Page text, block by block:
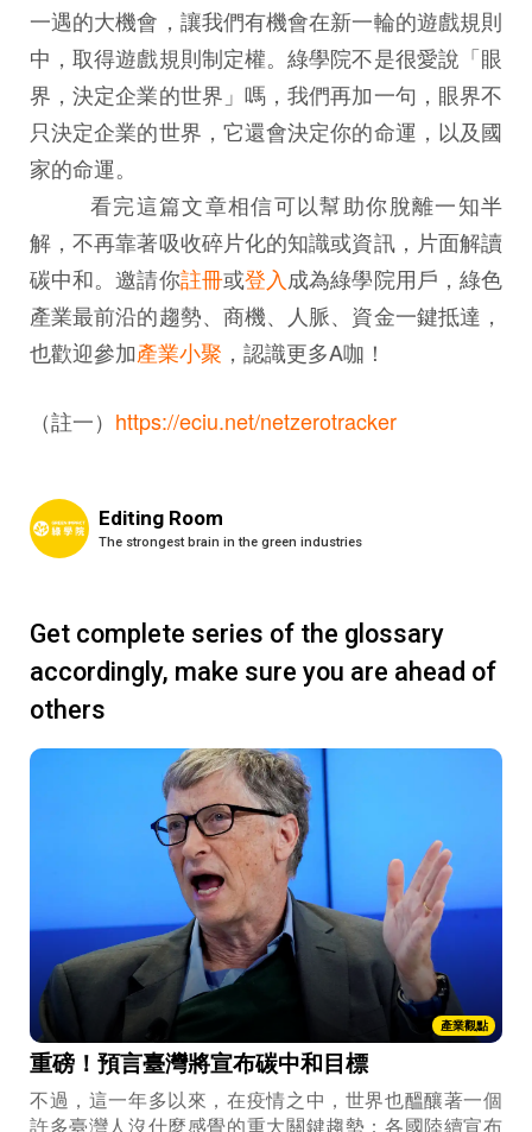
一遇的大機會，讓我們有機會在新一輪的遊戲規則
中，取得遊戲規則制定權。綠學院不是很愛說「眼
界，決定企業的世界」嗎，我們再加一句，眼界不
只決定企業的世界，它還會決定你的命運，以及國
家的命運。
看完這篇文章相信可以幫助你脫離一知半
解，不再靠著吸收碎片化的知識或資訊，片面解讀
碳中和。邀請你註冊或登入 成為綠學院用戶，綠色
產業最前沿的趨勢、商機、人脈、資金一鍵抵達，
也歡迎參加產業小聚 ，認識更多A咖！
（註一） https://eciu.net/netzerotracker
Editing Room
The strongest brain in the green industries
Get complete series of the glossary
accordingly, make sure you are ahead of
others
產業觀點
重磅！預言臺灣將宣布碳中和目標
不過，這一年多以來，在疫情之中，世界也醞釀著一個
許多臺灣人沒什麼感覺的重大關鍵趨勢：各國陸續宣布